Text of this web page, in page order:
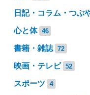
日記・コラム・つぶ
心と体 46
書籍・雑誌 72
映画・テレビ 52
スポーツ 4